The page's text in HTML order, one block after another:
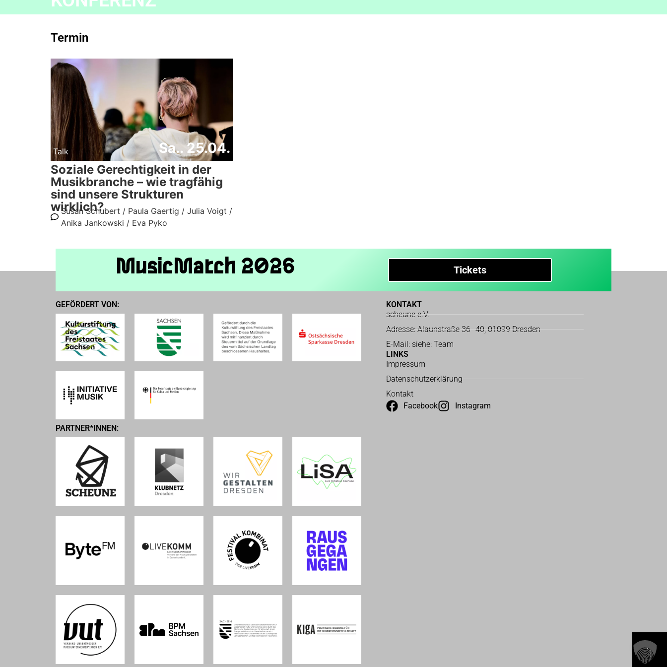
Termin
Talk Sa.. 25.04.
Soziale Gerechtigkeit in der
Musikbranche – wie tragfähig
sind unsere Strukturen
wirklich?
Susan Schubert / Paula Gaertig / Julia Voigt /
Anika Jankowski / Eva Pyko
MusicMatch 2026 Tickets
GEFÖRDERT VON:
PARTNER*INNEN:
KONTAKT
scheune e.V.
Adresse: Alaunstraße 36–40, 01099 Dresden
E-Mail: siehe: Team
LINKS
Impressum
Datenschutzerklärung
Kontakt
Facebook
Instagram